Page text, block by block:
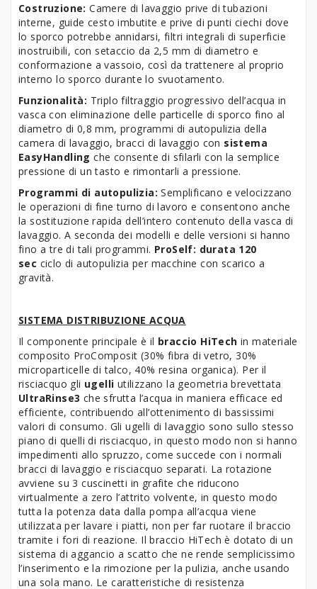
Costruzione: Camere di lavaggio prive di tubazioni
interne, guide cesto imbutite e prive di punti ciechi dove
lo sporco potrebbe annidarsi, filtri integrali di superficie
inostruibili, con setaccio da 2,5 mm di diametro e
conformazione a vassoio, così da trattenere al proprio
interno lo sporco durante lo svuotamento.
Funzionalità: Triplo filtraggio progressivo dell’acqua in
vasca con eliminazione delle particelle di sporco fino al
diametro di 0,8 mm, programmi di autopulizia della
camera di lavaggio, bracci di lavaggio con sistema
EasyHandling che consente di sfilarli con la semplice
pressione di un tasto e rimontarli a pressione.
Programmi di autopulizia: Semplificano e velocizzano
le operazioni di fine turno di lavoro e consentono anche
la sostituzione rapida dell’intero contenuto della vasca di
lavaggio. A seconda dei modelli e delle versioni si hanno
fino a tre di tali programmi. ProSelf: durata 120
sec ciclo di autopulizia per macchine con scarico a
gravità.
SISTEMA DISTRIBUZIONE ACQUA
Il componente principale è il braccio HiTech in materiale
composito ProComposit (30% fibra di vetro, 30%
microparticelle di talco, 40% resina organica). Per il
risciacquo gli ugelli utilizzano la geometria brevettata
UltraRinse3 che sfrutta l’acqua in maniera efficace ed
efficiente, contribuendo all’ottenimento di bassissimi
valori di consumo. Gli ugelli di lavaggio sono sullo stesso
piano di quelli di risciacquo, in questo modo non si hanno
impedimenti allo spruzzo, come succede con i normali
bracci di lavaggio e risciacquo separati. La rotazione
avviene su 3 cuscinetti in grafite che riducono
virtualmente a zero l’attrito volvente, in questo modo
tutta la potenza data dalla pompa all’acqua viene
utilizzata per lavare i piatti, non per far ruotare il braccio
tramite i fori di reazione. Il braccio HiTech è dotato di un
sistema di aggancio a scatto che ne rende semplicissimo
l’inserimento e la rimozione per la pulizia, anche usando
una sola mano. Le caratteristiche di resistenza